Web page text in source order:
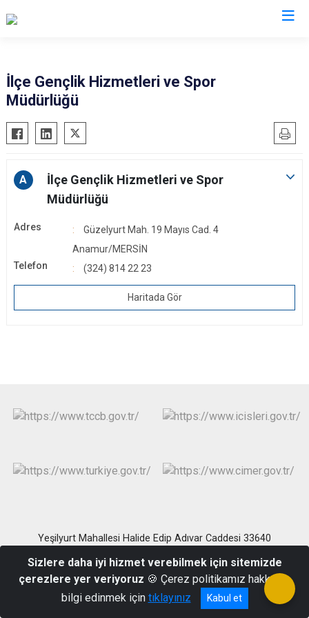
Anamur
Aydıncık
Çamlıyayla
Erdemli
Mezitli
İlçe Gençlik Hizmetleri ve Spor
Müdürlüğü
A
İlçe Gençlik Hizmetleri ve Spor
Müdürlüğü
Adres
Güzelyurt Mah. 19 Mayıs Cad. 4
Anamur/MERSİN
Telefon
(324) 814 22 23
Haritada Gör
Yeşilyurt Mahallesi Halide Edip Adıvar Caddesi 33640
Telefon : (324) 814 1004 Belgegeçer : (324) 814 1168
Sizlere daha iyi hizmet verebilmek için sitemizde
çerezlere yer veriyoruz 🍪 Çerez politikamız hakkında
bilgi edinmek için tıklayınız Kabul et